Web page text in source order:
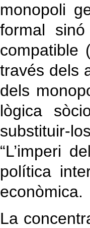
monopoli
formal
compatible
través dels
dels
lògica
substituir-
“L’imperi
política
econòmica.
La